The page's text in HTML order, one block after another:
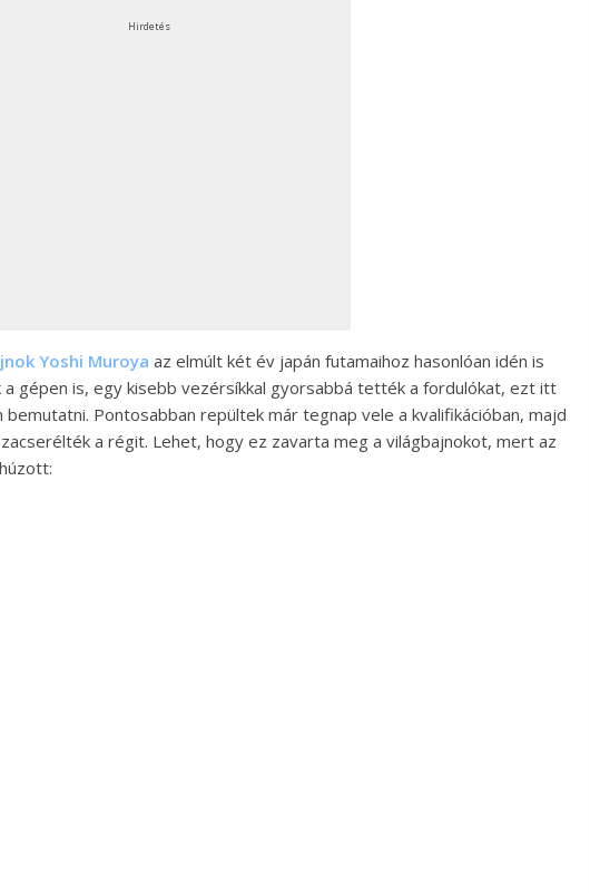
Hirdetés
Yoshi Muroya az elmúlt két év japán futamaihoz hasonlóan idén is
gépen is, egy kisebb vezérsíkkal gyorsabbá tették a fordulókat, ezt itt
Pontosabban repültek már tegnap vele a kvalifikációban, majd
a régit. Lehet, hogy ez zavarta meg a világbajnokot, mert az